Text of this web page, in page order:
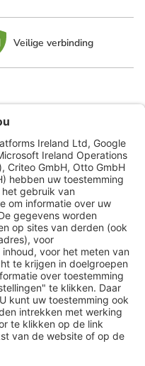
Veilige verbinding